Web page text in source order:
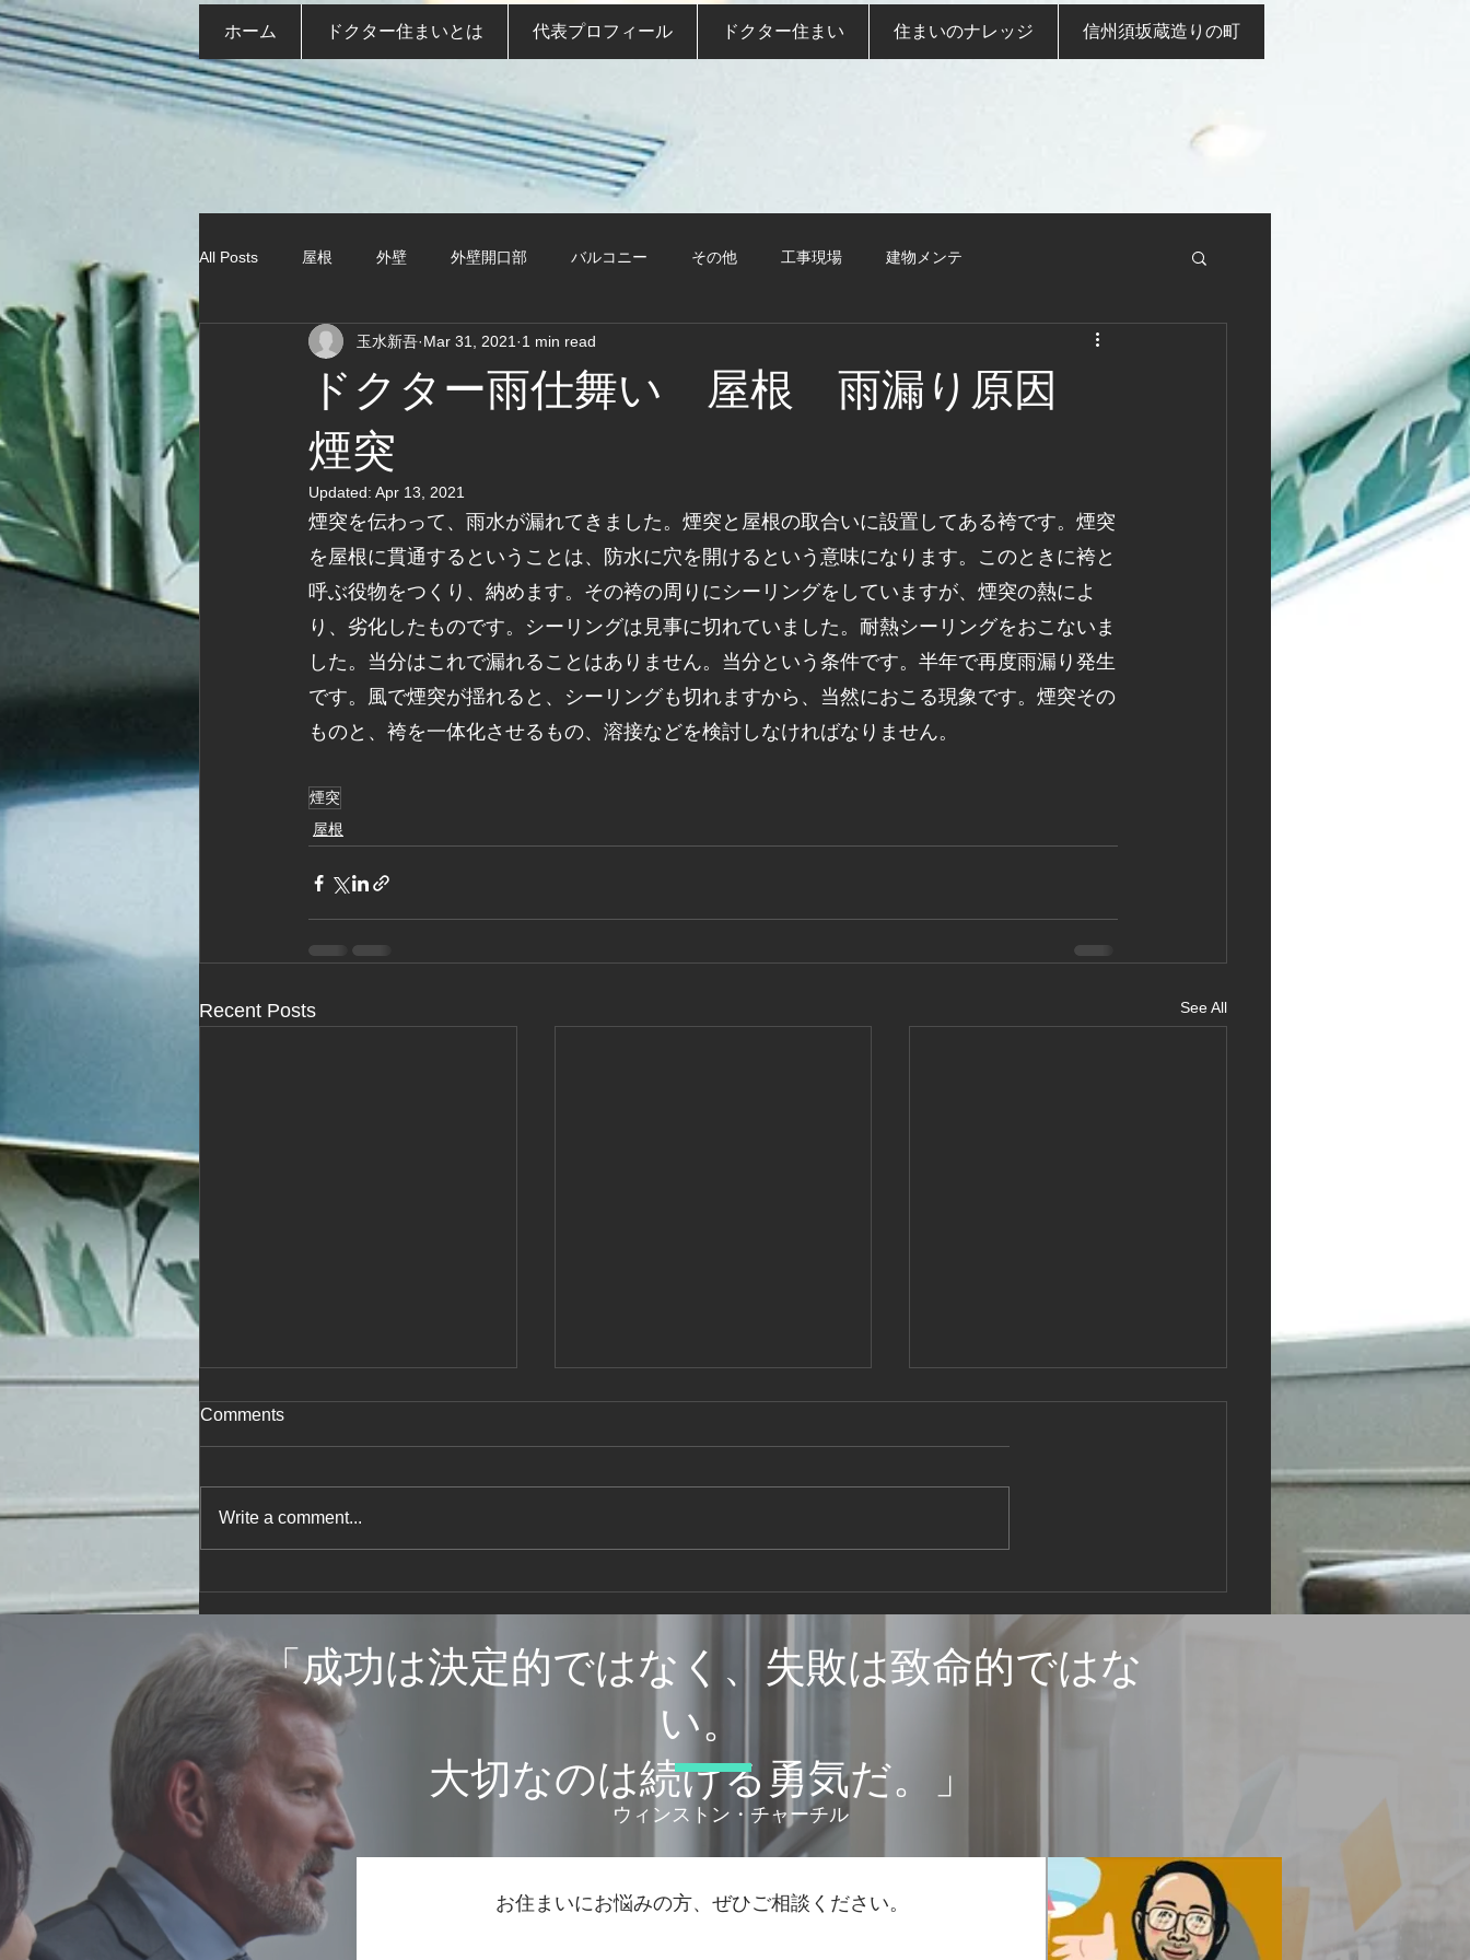
ホーム ドクター住まいとは 代表プロフィール ドクター住まい 住まいのナレッジ 信州須坂蔵造りの町
All Posts 屋根 外壁 外壁開口部 バルコニー その他 工事現場 建物メンテ
ドクター雨仕舞い 屋根 雨漏り原因
煙突
玉水新吾 Mar 31, 2021 1 min read
Updated: Apr 13, 2021
煙突を伝わって、雨水が漏れてきました。煙突と屋根の取合いに設置してある袴です。煙突
を屋根に貫通するということは、防水に穴を開けるという意味になります。このときに袴と
呼ぶ役物をつくり、納めます。その袴の周りにシーリングをしていますが、煙突の熱によ
り、劣化したものです。シーリングは見事に切れていました。耐熱シーリングをおこないま
した。当分はこれで漏れることはありません。当分という条件です。半年で再度雨漏り発生
です。風で煙突が揺れると、シーリングも切れますから、当然におこる現象です。煙突その
ものと、袴を一体化させるもの、溶接などを検討しなければなりません。
煙突
屋根
Recent Posts See All
か
どうか
Comments
Write a comment...
© 2021by Beeplussystems
「成功は決定的ではなく、失敗は致命的ではな
い。
​大切なのは続ける勇気だ。」
​ウィンストン・チャーチル
お住まいにお悩みの方、ぜひご相談ください。